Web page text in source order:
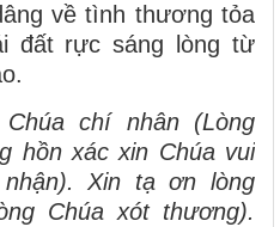
về tình thương tỏa
đất rực sáng lòng từ
chí nhân (Lòng
hồn xác xin Chúa vui
Xin tạ ơn lòng
Chúa xót thương).